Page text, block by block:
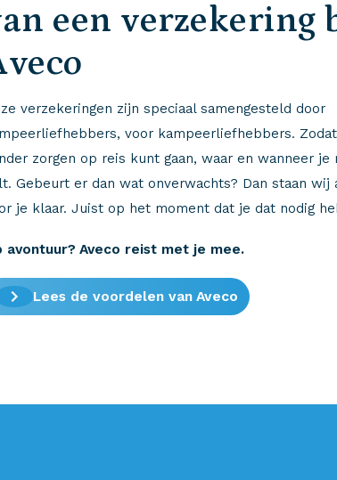
een verzekering
verzekeringen zijn speciaal samengesteld door
voor kampeerliefhebbers.
zorgen op reis kunt gaan, waar en wanneer je
Gebeurt er dan wat onverwachts? Dan staan wij
je klaar. Juist op het moment dat je dat nodig
avontuur? Aveco reist met je mee.
Lees de voordelen van Aveco